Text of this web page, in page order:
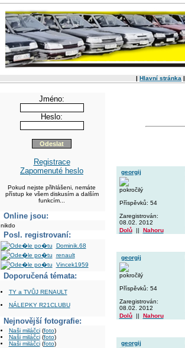
| Hlavní stránka |
Jméno:
Heslo:
Registrace
Zapomenuté heslo
Pokud nejste přihlášeni, nemáte
přístup ke všem diskusím a dalším
funkcím...
Online jsou:
nikdo
Posl. registrovaní:
Dominik.68
renault
Vincek1959
Doporučená témata:
TY a TVŮJ RENAULT
NÁLEPKY R21CLUBU
Nejnovější fotografie:
Naši miláčci(foto)
Naši miláčci(foto)
Naši miláčci(foto)
georgij
pokročilý
Příspěvků: 54
Zaregistrován:
08.02. 2012
Dolů|| Nahoru
georgij
pokročilý
Příspěvků: 54
Zaregistrován:
08.02. 2012
Dolů|| Nahoru
georgij